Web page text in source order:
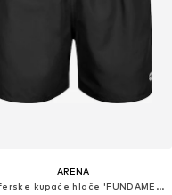
ARENA
Surferske kupaće hlače 'FUNDAMENTALS BOXER R'